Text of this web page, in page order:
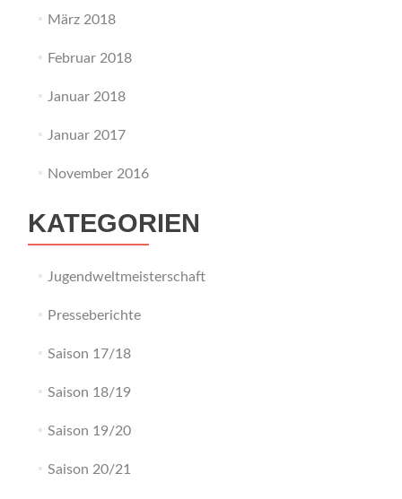
März 2018
Februar 2018
Januar 2018
Januar 2017
November 2016
KATEGORIEN
Jugendweltmeisterschaft
Presseberichte
Saison 17/18
Saison 18/19
Saison 19/20
Saison 20/21